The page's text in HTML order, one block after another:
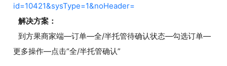
id=10421&sysType=1&noHeader=
解决方案：
到方果商家端—订单—全/半托管待确认状态—勾选订单—
更多操作—点击“全/半托管确认”